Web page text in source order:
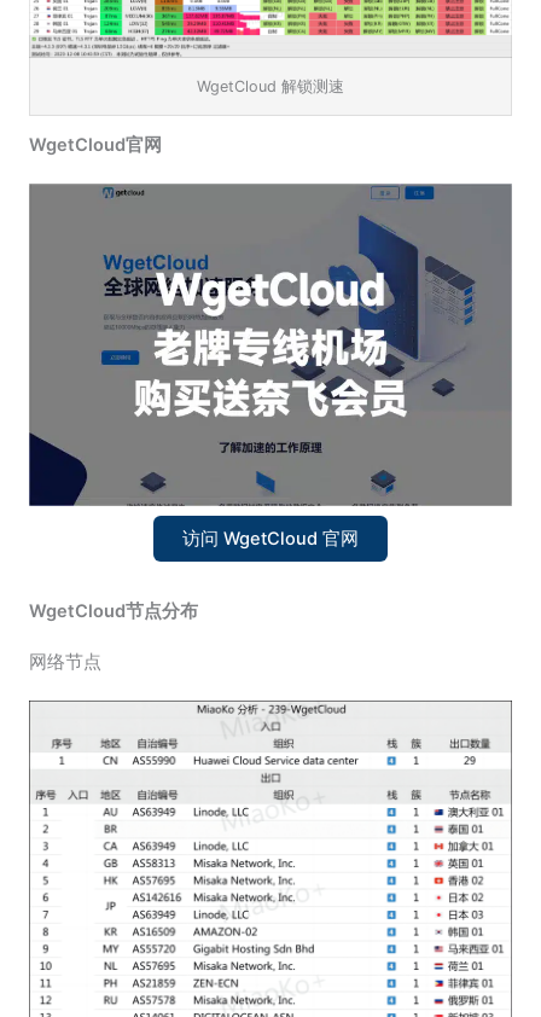
WgetCloud 解锁测速
WgetCloud官网
访问 WgetCloud 官网
WgetCloud节点分布
网络节点